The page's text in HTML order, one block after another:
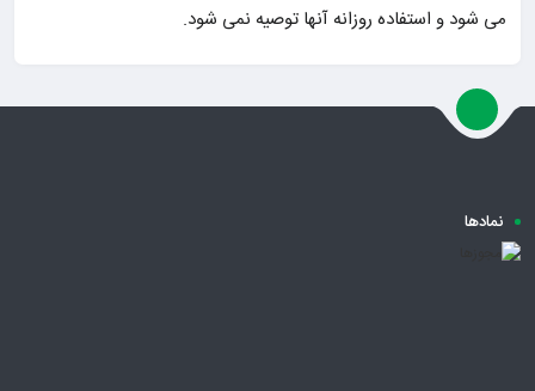
می شود و استفاده روزانه آنها توصیه نمی شود.
نمادها